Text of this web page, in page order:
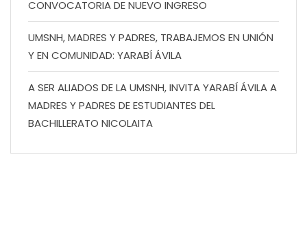
CONVOCATORIA DE NUEVO INGRESO
UMSNH, MADRES Y PADRES, TRABAJEMOS EN UNIÓN
Y EN COMUNIDAD: YARABÍ ÁVILA
A SER ALIADOS DE LA UMSNH, INVITA YARABÍ ÁVILA A
MADRES Y PADRES DE ESTUDIANTES DEL
BACHILLERATO NICOLAITA